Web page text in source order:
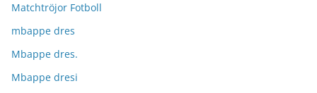
Matchtröjor Fotboll
mbappe dres
Mbappe dres.
Mbappe dresi